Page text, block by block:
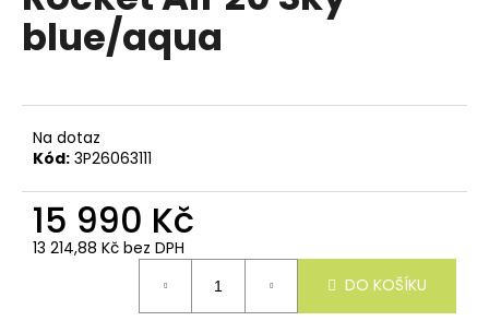
0,0
blue/aqua
Na dotaz
Kód: 3P26063111
15 990 Kč
13 214,88 Kč bez DPH
DO KOŠÍKU
n
a
t
?
HLEDAT